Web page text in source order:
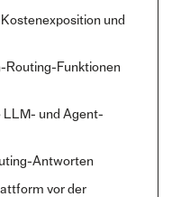
und
Routing-Funktionen
LLM- und Agent-
Antworten
vor der